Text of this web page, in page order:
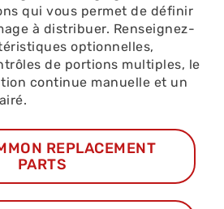
qui vous permet de définir
à distribuer. Renseignez-
optionnelles,
de portions multiples, le
continue manuelle et un
REPLACEMENT
PARTS